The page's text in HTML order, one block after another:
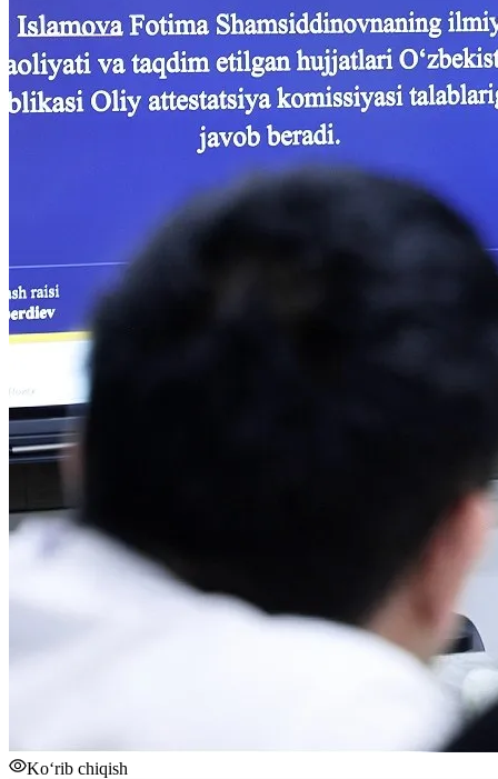
Ko‘rib chiqish